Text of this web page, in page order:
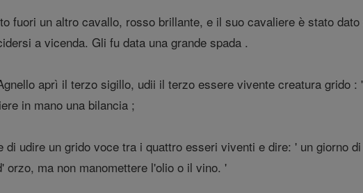
fuori un altro cavallo, rosso brillante, e il suo cavaliere è stato
a vicenda. Gli fu data una grande spada .
aprì il terzo sigillo, udii il terzo essere vivente creatura grido
in mano una bilancia ;
di udire un grido voce tra i quattro esseri viventi e dire: ' un giorno
orzo, ma non manomettere l'olio o il vino. '